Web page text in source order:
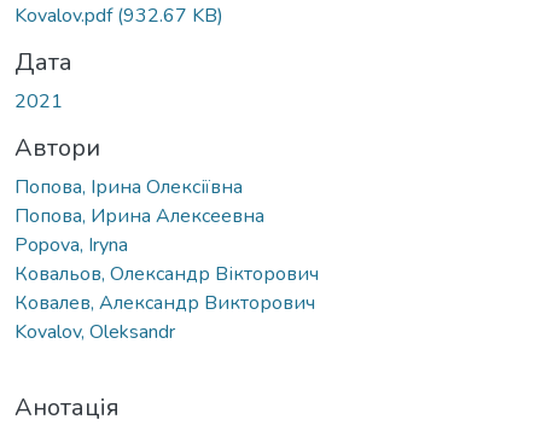
Kovalov.pdf(932.67 KB)
Дата
2021
Автори
Попова, Ірина Олексіївна
Попова, Ирина Алексеевна
Popova, Iryna
Ковальов, Олександр Вікторович
Ковалев, Александр Викторович
Kovalov, Oleksandr
Анотація